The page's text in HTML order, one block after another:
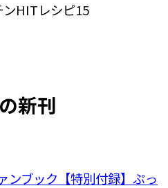
ンHITレシピ15
新刊
ンブック【特別付録】ぷっ